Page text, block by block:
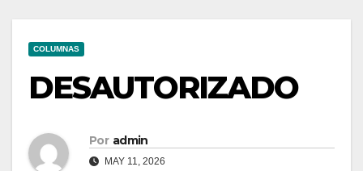
COLUMNAS
DESAUTORIZADO
Por admin
MAY 11, 2026